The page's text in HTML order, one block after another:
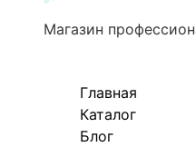
Магазин
Главная
Каталог
Блог